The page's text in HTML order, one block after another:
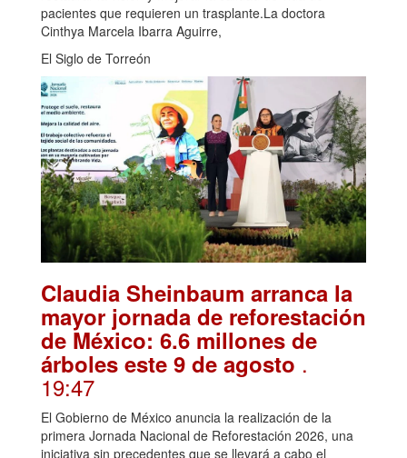
pacientes que requieren un trasplante.La doctora
Cinthya Marcela Ibarra Aguirre,
El Siglo de Torreón
Claudia Sheinbaum arranca la
mayor jornada de reforestación
de México: 6.6 millones de
árboles este 9 de agosto .
19:47
El Gobierno de México anuncia la realización de la
primera Jornada Nacional de Reforestación 2026, una
iniciativa sin precedentes que se llevará a cabo el